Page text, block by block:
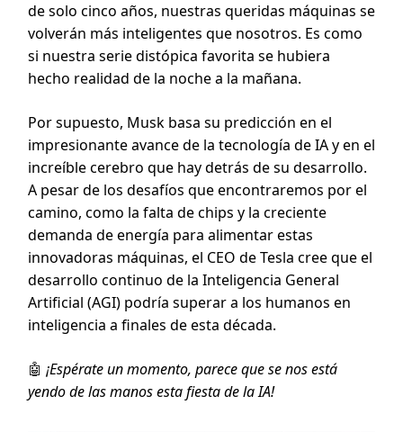
de solo cinco años, nuestras queridas máquinas se
volverán más inteligentes que nosotros. Es como
si nuestra serie distópica favorita se hubiera
hecho realidad de la noche a la mañana.
Por supuesto, Musk basa su predicción en el
impresionante avance de la tecnología de IA y en el
increíble cerebro que hay detrás de su desarrollo.
A pesar de los desafíos que encontraremos por el
camino, como la falta de chips y la creciente
demanda de energía para alimentar estas
innovadoras máquinas, el CEO de Tesla cree que el
desarrollo continuo de la Inteligencia General
Artificial (AGI) podría superar a los humanos en
inteligencia a finales de esta década.
🤖 ¡Espérate un momento, parece que se nos está
yendo de las manos esta fiesta de la IA!